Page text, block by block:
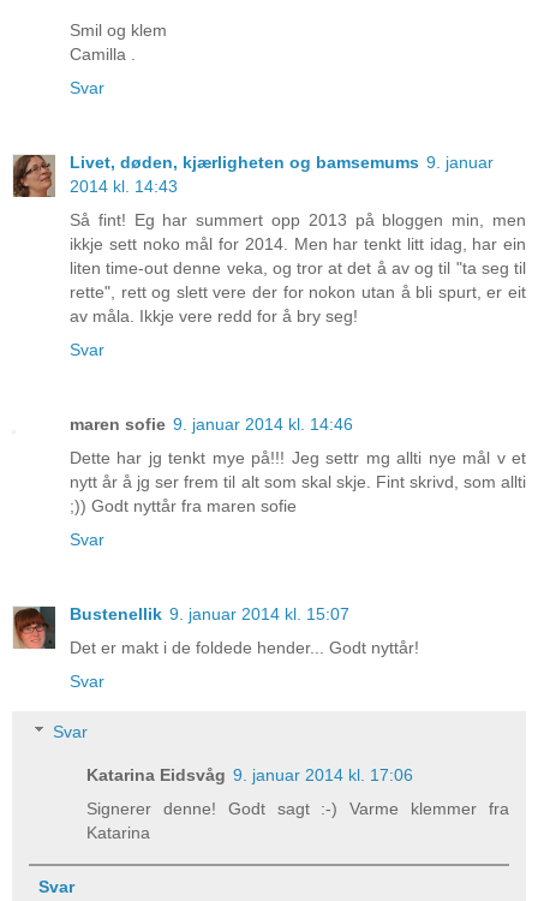
Smil og klem
Camilla .
Svar
Livet, døden, kjærligheten og bamsemums 9. januar
2014 kl. 14:43
Så fint! Eg har summert opp 2013 på bloggen min, men
ikkje sett noko mål for 2014. Men har tenkt litt idag, har ein
liten time-out denne veka, og tror at det å av og til "ta seg til
rette", rett og slett vere der for nokon utan å bli spurt, er eit
av måla. Ikkje vere redd for å bry seg!
Svar
maren sofie 9. januar 2014 kl. 14:46
Dette har jg tenkt mye på!!! Jeg settr mg allti nye mål v et
nytt år å jg ser frem til alt som skal skje. Fint skrivd, som allti
;)) Godt nyttår fra maren sofie
Svar
Bustenellik 9. januar 2014 kl. 15:07
Det er makt i de foldede hender... Godt nyttår!
Svar
Svar
Katarina Eidsvåg 9. januar 2014 kl. 17:06
Signerer denne! Godt sagt :-) Varme klemmer fra
Katarina
Svar